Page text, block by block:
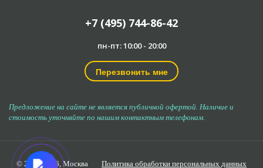
+7 (495) 744-86-42
пн-пт: 10:00 - 20:00
Перезвонить мне
Предложение на сайте не является публичной офертой. Наличие и
стоимость уточняйте по нашим контактным телефонам.
© 2006-2026, Москва Политика обработки персональных данных